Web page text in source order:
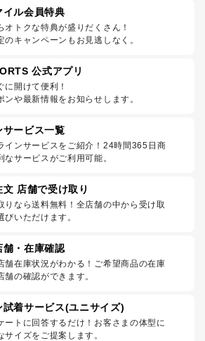
イル会員特典
オトクな特典が盛りだくさん！
のキャンペーンもお見逃しなく。
公式アプリ
に開けて便利！
ンや最新情報をお知らせします。
サービス一覧
インサービスをご紹介！24時間365日商
なサービスがご利用可能。
店舗で受け取り
りなら送料無料！全店舗の中から受け取
びいただけます。
舗・在庫確認
舗在庫状況がわかる！ご希望商品の在庫
舗の確認ができます。
試着サービス(ユニサイズ)
ートに回答するだけ！お客さまの体型に
サイズをご提案します。